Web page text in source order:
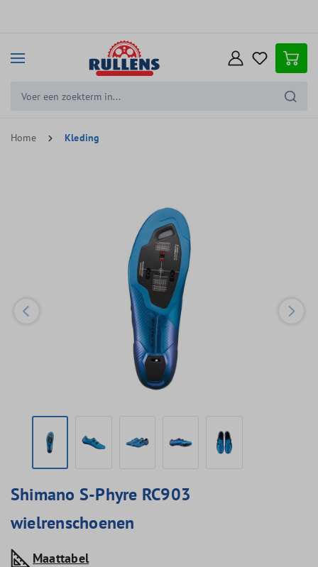
Home Kleding
Shimano S-Phyre RC903
wielrenschoenen
Maattabel